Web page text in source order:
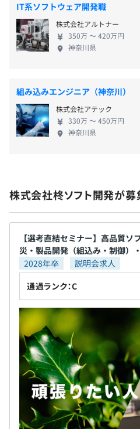
・ネットワーク：Cisco
・OS：Linux
・DB：各種
１部門にエンジニアが20名ほ
平均：2～5名
プロジェクト期間は1カ月～数
昇給：年1回（6月）
社会保険完備（健康保険・厚
介護保険
IT系ソフトウェア開発職
株式会社アルトナー
350万 〜 420万円
神奈川県
組み込みエンジニア（神奈川）
株式会社アテック
330万 〜 450万円
神奈川県
株式会社柊ソフト開発が
【選考直結セミナー】高品質
災・製品開発（組込み・制御）
2028年卒
説明会求人
通過ランク：C